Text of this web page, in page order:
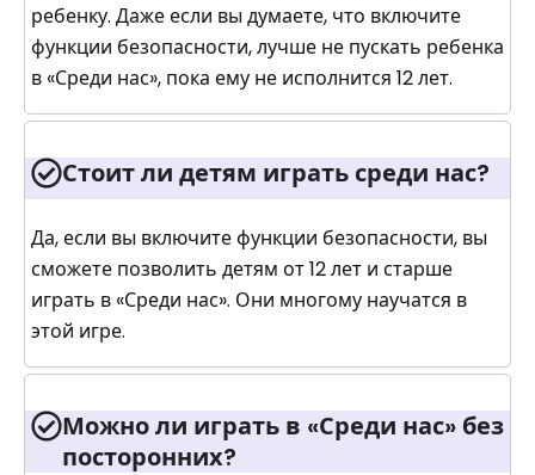
ребенку. Даже если вы думаете, что включите
функции безопасности, лучше не пускать ребенка
в «Среди нас», пока ему не исполнится 12 лет.
Стоит ли детям играть среди нас?
Да, если вы включите функции безопасности, вы
сможете позволить детям от 12 лет и старше
играть в «Среди нас». Они многому научатся в
этой игре.
Можно ли играть в «Среди нас» без
посторонних?